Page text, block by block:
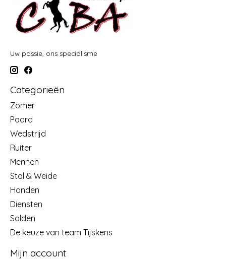
Uw passie, ons specialisme
Categorieën
Zomer
Paard
Wedstrijd
Ruiter
Mennen
Stal & Weide
Honden
Diensten
Solden
De keuze van team Tijskens
Mijn account